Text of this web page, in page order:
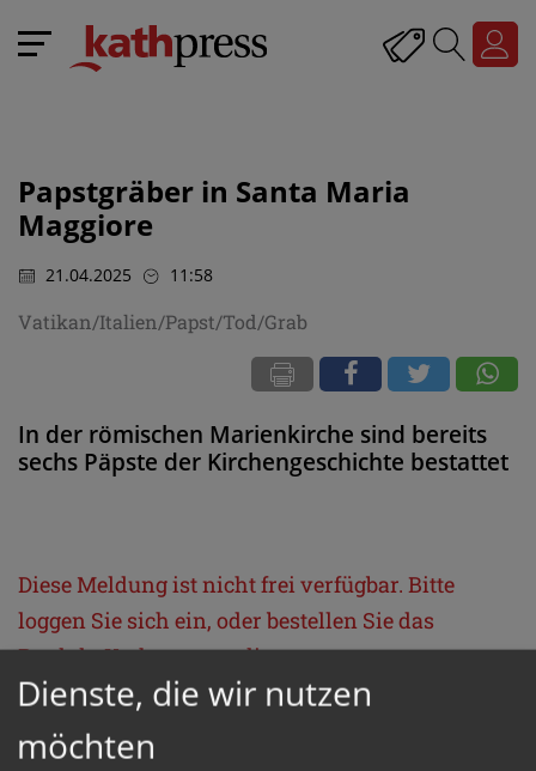
Papstgräber in Santa Maria
Maggiore
21.04.2025 11:58
Vatikan/Italien/Papst/Tod/Grab
In der römischen Marienkirche sind bereits
sechs Päpste der Kirchengeschichte bestattet
Diese Meldung ist nicht frei verfügbar. Bitte
loggen Sie sich ein, oder bestellen Sie das
ProduktKathpress_online.
GESCHÜTZTER BEREICH
Dienste, die wir nutzen
möchten